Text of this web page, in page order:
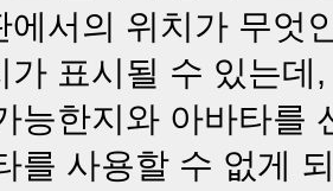
에서의 위치가 무엇
가 표시될 수 있는
능한지와 아바타를
를 사용할 수 없게